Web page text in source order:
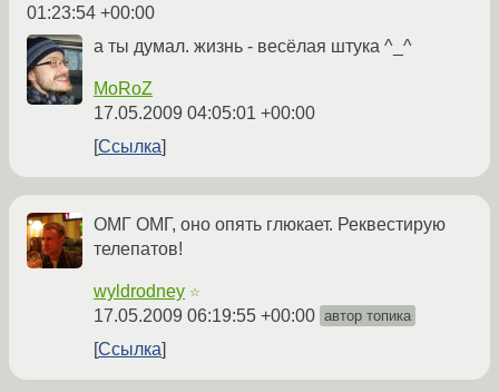
01:23:54 +00:00
а ты думал. жизнь - весёлая штука ^_^
MoRoZ
17.05.2009 04:05:01 +00:00
Ссылка
ОМГ ОМГ, оно опять глюкает. Реквестирую
телепатов!
wyldrodney ☆
17.05.2009 06:19:55 +00:00 автор топика
Ссылка